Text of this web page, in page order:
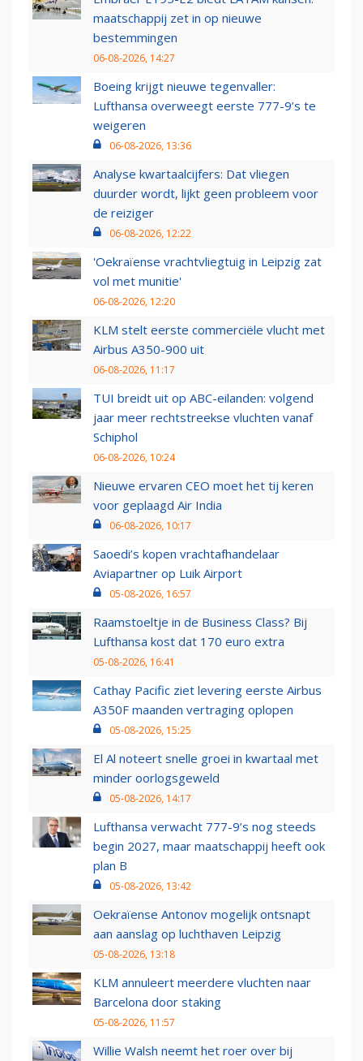
maatschappij zet in op nieuwe
bestemmingen
06-08-2026, 14:27
Boeing krijgt nieuwe tegenvaller:
Lufthansa overweegt eerste 777-9’s te
weigeren
06-08-2026, 13:36
Analyse kwartaalcijfers: Dat vliegen
duurder wordt, lijkt geen probleem voor
de reiziger
06-08-2026, 12:22
'Oekraïense vrachtvliegtuig in Leipzig zat
vol met munitie'
06-08-2026, 12:20
KLM stelt eerste commerciële vlucht met
Airbus A350-900 uit
06-08-2026, 11:17
TUI breidt uit op ABC-eilanden: volgend
jaar meer rechtstreekse vluchten vanaf
Schiphol
06-08-2026, 10:24
Nieuwe ervaren CEO moet het tij keren
voor geplaagd Air India
06-08-2026, 10:17
Saoedi’s kopen vrachtafhandelaar
Aviapartner op Luik Airport
05-08-2026, 16:57
Raamstoeltje in de Business Class? Bij
Lufthansa kost dat 170 euro extra
05-08-2026, 16:41
Cathay Pacific ziet levering eerste Airbus
A350F maanden vertraging oplopen
05-08-2026, 15:25
El Al noteert snelle groei in kwartaal met
minder oorlogsgeweld
05-08-2026, 14:17
Lufthansa verwacht 777-9’s nog steeds
begin 2027, maar maatschappij heeft ook
plan B
05-08-2026, 13:42
Oekraïense Antonov mogelijk ontsnapt
aan aanslag op luchthaven Leipzig
05-08-2026, 13:18
KLM annuleert meerdere vluchten naar
Barcelona door staking
05-08-2026, 11:57
Willie Walsh neemt het roer over bij